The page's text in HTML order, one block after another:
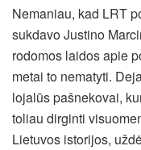
Nemaniau, kad LRT
sukdavo Justino
rodomos laidos apie
metai to nematyti.
lojalūs pašnekovai,
toliau dirginti
Lietuvos istorijos,